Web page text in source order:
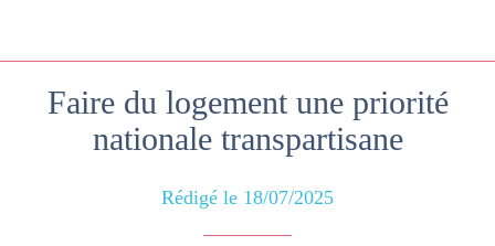
Faire du logement une priorité
nationale transpartisane
Rédigé le 18/07/2025